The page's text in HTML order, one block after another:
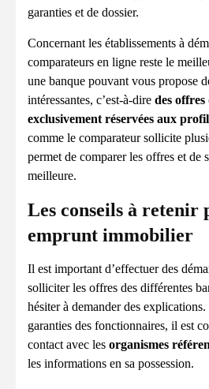
garanties et de dossier.
Concernant les établissements à
comparateurs en ligne reste le
une banque pouvant vous propose
intéressantes, c’est-à-dire des
exclusivement réservées aux
comme le comparateur sollicite
permet de comparer les offres et de
meilleure.
Les conseils à retenir
emprunt immobilier
Il est important d’effectuer des
solliciter les offres des différentes
hésiter à demander des
garanties des fonctionnaires, il est
contact avec les organismes
les informations en sa possession.